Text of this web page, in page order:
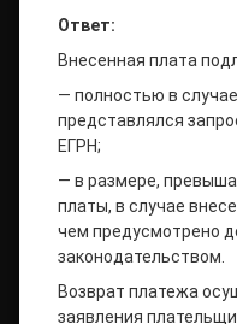
Ответ:
Внесенная плата
— полностью в
представлялся
ЕГРН;
— в размере,
платы, в случае
чем предусмотрено
законодательством.
Возврат платежа
заявления